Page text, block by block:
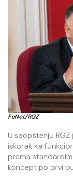
FoNet/RGZ
U saopštenju
iskorak ka
prema
koncept po prvi